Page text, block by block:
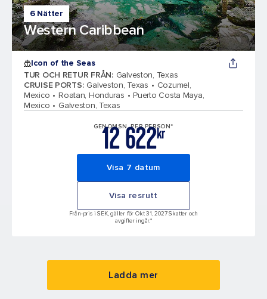
6 Nätter
Western Caribbean
Icon of the Seas
TUR OCH RETUR FRÅN: Galveston, Texas
CRUISE PORTS: Galveston, Texas
Cozumel,
Mexico
Roatan, Honduras
Puerto Costa Maya,
Mexico
Galveston, Texas
GENOMSN. PER PERSON*
kr
12 622
Visa 7 datum
Visa resrutt
Från-pris i SEK, gäller för Okt 31, 2027 Skatter och
avgifter ingår.*
Ladda mer